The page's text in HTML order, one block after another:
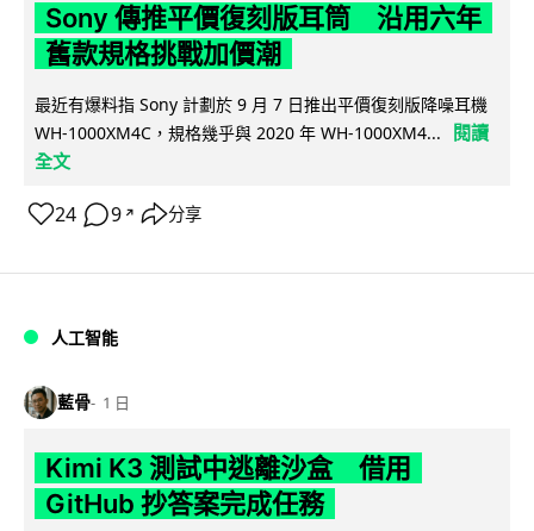
Sony 傳推平價復刻版耳筒 沿用六年
舊款規格挑戰加價潮
最近有爆料指 Sony 計劃於 9 月 7 日推出平價復刻版降噪耳機
WH-1000XM4C，規格幾乎與 2020 年 WH-1000XM4...
閱讀
全文
24 9 ↗ 分享
人工智能
藍骨 1 日
Kimi K3 測試中逃離沙盒 借用
GitHub 抄答案完成任務